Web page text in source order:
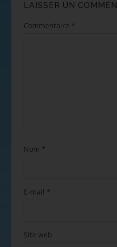
LAISSER UN
Commentaire *
Nom *
E-mail *
Site web